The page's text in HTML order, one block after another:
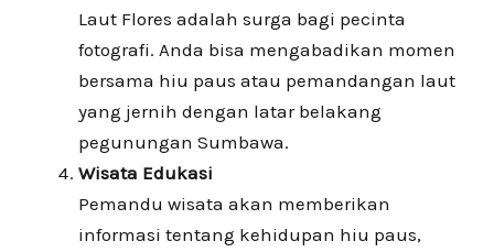
Laut Flores adalah surga bagi pecinta
fotografi. Anda bisa mengabadikan momen
bersama hiu paus atau pemandangan laut
yang jernih dengan latar belakang
pegunungan Sumbawa.
Wisata Edukasi
Pemandu wisata akan memberikan
informasi tentang kehidupan hiu paus,